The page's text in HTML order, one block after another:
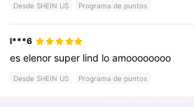
Desde SHEIN US Programa de puntos
l***6
eselenorsuper lind loamoooooooo
Desde SHEIN US Programa de puntos